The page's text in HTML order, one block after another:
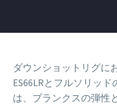
ダウンショットリグに
ES66LRとフルソリッド
は、ブランクスの弾性